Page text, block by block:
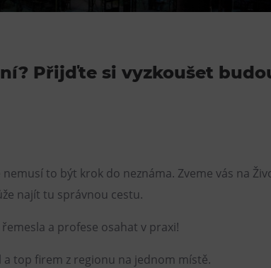
CØKAFE Dolní Vítkovice
Přijďte si vyzkoušet
to být krok do neznáma. Zveme vás na
najít tu správnou cestu.
a profese osahat v praxi!
top firem z regionu na jednom místě.